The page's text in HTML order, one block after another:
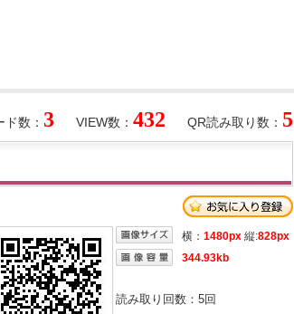
QR読み取り数： 5
VIEW数： 432
数： 3
横： 1480px 縦:828px
344.93kb
読み取り回数： 5回